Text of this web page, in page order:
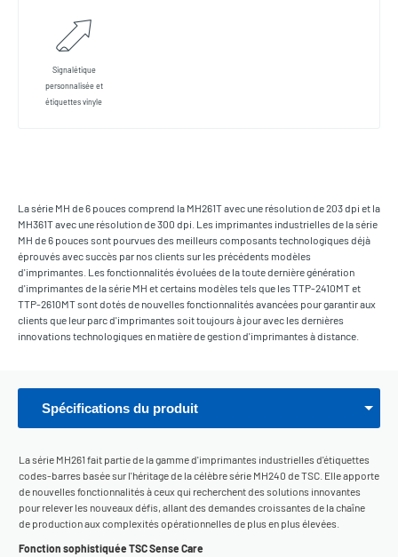
Signalétique
personnalisée et
étiquettes vinyle
La série MH de 6 pouces comprend la MH261T avec une résolution de 203 dpi et la
MH361T avec une résolution de 300 dpi. Les imprimantes industrielles de la série
MH de 6 pouces sont pourvues des meilleurs composants technologiques déjà
éprouvés avec succès par nos clients sur les précédents modèles
d'imprimantes. Les fonctionnalités évoluées de la toute dernière génération
d'imprimantes de la série MH et certains modèles tels que les TTP-2410MT et
TTP-2610MT sont dotés de nouvelles fonctionnalités avancées pour garantir aux
clients que leur parc d'imprimantes soit toujours à jour avec les dernières
innovations technologiques en matière de gestion d'imprimantes à distance.
Spécifications du produit
La série MH261 fait partie de la gamme d'imprimantes industrielles d'étiquettes
codes-barres basée sur l'héritage de la célèbre série MH240 de TSC. Elle apporte
de nouvelles fonctionnalités à ceux qui recherchent des solutions innovantes
pour relever les nouveaux défis, allant des demandes croissantes de la chaîne
de production aux complexités opérationnelles de plus en plus élevées.
Fonction sophistiquée TSC Sense Care